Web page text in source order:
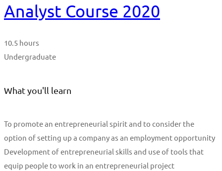
Analyst Course 2020
10.5 hours
Undergraduate
What you'll learn
To promote an entrepreneurial spirit and to consider the
option of setting up a company as an employment opportunity
Development of entrepreneurial skills and use of tools that
equip people to work in an entrepreneurial project